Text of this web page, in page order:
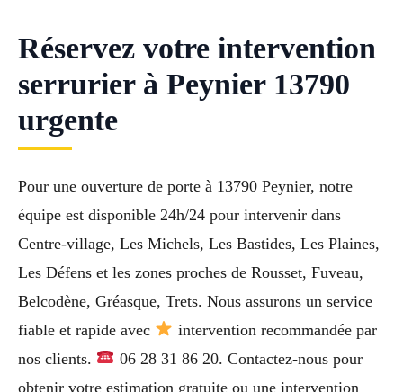
Réservez votre intervention
serrurier à Peynier 13790
urgente
Pour une ouverture de porte à 13790 Peynier, notre
équipe est disponible 24h/24 pour intervenir dans
Centre-village, Les Michels, Les Bastides, Les Plaines,
Les Défens et les zones proches de Rousset, Fuveau,
Belcodène, Gréasque, Trets. Nous assurons un service
fiable et rapide avec
intervention recommandée par
nos clients.
06 28 31 86 20. Contactez-nous pour
obtenir votre estimation gratuite ou une intervention